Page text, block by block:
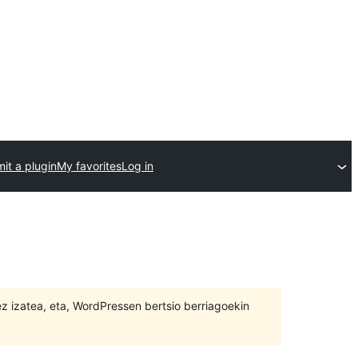
a pluginMy favoritesLog in
izatea, eta, WordPressen bertsio berriagoekin